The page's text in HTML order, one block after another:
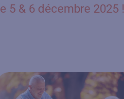
le 5 & 6 décembre 2025 !